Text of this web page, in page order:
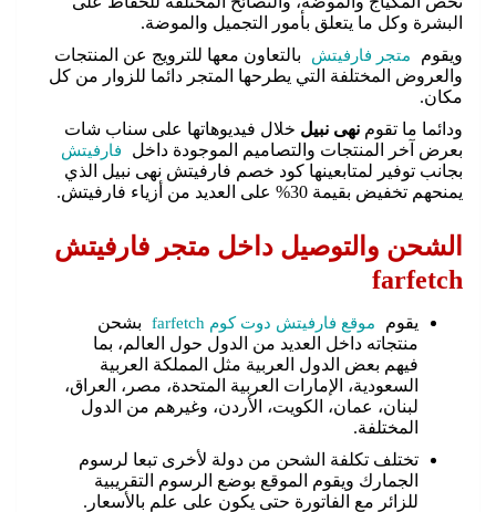
البشرة وكل ما يتعلق بأمور التجميل والموضة.
ويقوم
متجر فارفيتش
بالتعاون معها للترويج عن المنتجات
والعروض المختلفة التي يطرحها المتجر دائما للزوار من كل
مكان.
ودائما ما تقوم نهى نبيل خلال فيديوهاتها على سناب شات
بعرض آخر المنتجات والتصاميم الموجودة داخل
فارفيتش
بجانب توفير لمتابعينها كود خصم فارفيتش نهى نبيل الذي
يمنحهم تخفيض بقيمة 30% على العديد من أزياء فارفيتش.
الشحن والتوصيل داخل متجر فارفيتش
farfetch
يقوم موقع فارفيتش دوت كوم farfetch
بشحن
منتجاته داخل العديد من الدول حول العالم، بما
فيهم بعض الدول العربية مثل المملكة العربية
السعودية، الإمارات العربية المتحدة، مصر، العراق،
لبنان، عمان، الكويت، الأردن، وغيرهم من الدول
المختلفة.
تختلف تكلفة الشحن من دولة لأخرى تبعا لرسوم
الجمارك ويقوم الموقع بوضع الرسوم التقريبية
للزائر مع الفاتورة حتى يكون على علم بالأسعار.